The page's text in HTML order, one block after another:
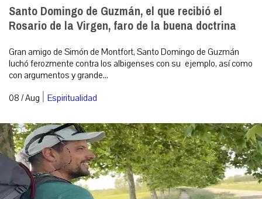
Santo Domingo de Guzmán, el que recibió el
Rosario de la Virgen, faro de la buena doctrina
Gran amigo de Simón de Montfort, Santo Domingo de Guzmán
luchó ferozmente contra los albigenses con su ejemplo, así como
con argumentos y grande...
08 / Aug | Espiritualidad